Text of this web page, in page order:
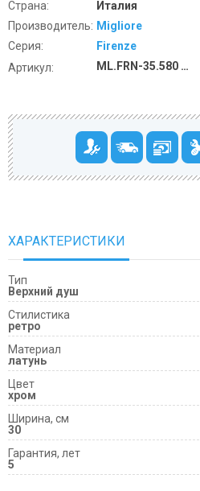
Страна:
Италия
Производитель: Migliore
Серия:
Firenze
Артикул:
ML.FRN-35.580 хром
ХАРАКТЕРИСТИКИ
Тип
Верхний душ
Cтилистика
ретро
Материал
латунь
Цвет
хром
Ширина, см
30
Гарантия, лет
5